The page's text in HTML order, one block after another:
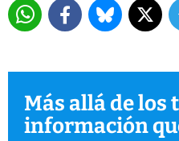
Más allá de los
información